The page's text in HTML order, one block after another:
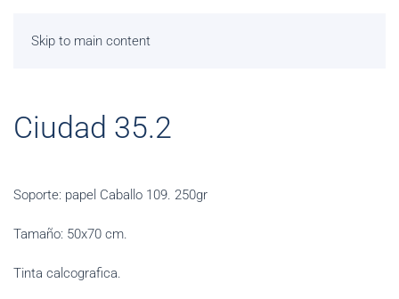
Skip to main content
Ciudad 35.2
Soporte: papel Caballo 109. 250gr
Tamaño: 50x70 cm.
Tinta calcografica.